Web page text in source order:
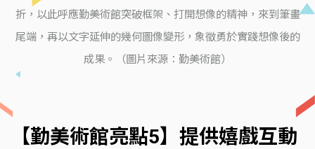
折，以此呼應勤美術館突破框架、打開想像的精神，來到筆畫
尾端，再以文字延伸的幾何圖像變形，象徵勇於實踐想像後的
成果。（圖片來源：勤美術館）
【勤美術館亮點5】提供嬉戲互動